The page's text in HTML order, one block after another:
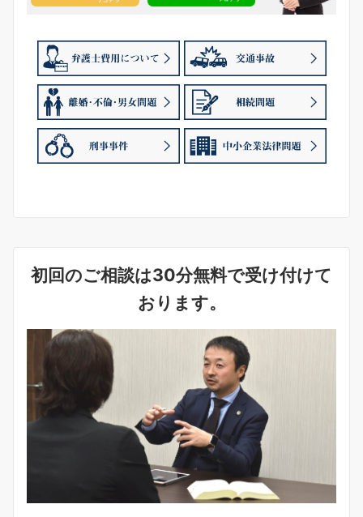
初回のご相談は30分無料で受け付けて
おります。